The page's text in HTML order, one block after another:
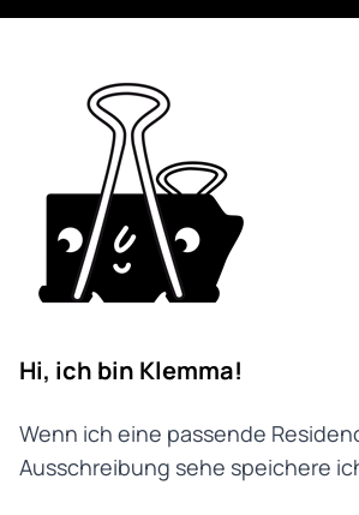
Hi, ich bin Klemma!
Wenn ich eine passende
Ausschreibung sehe speichere